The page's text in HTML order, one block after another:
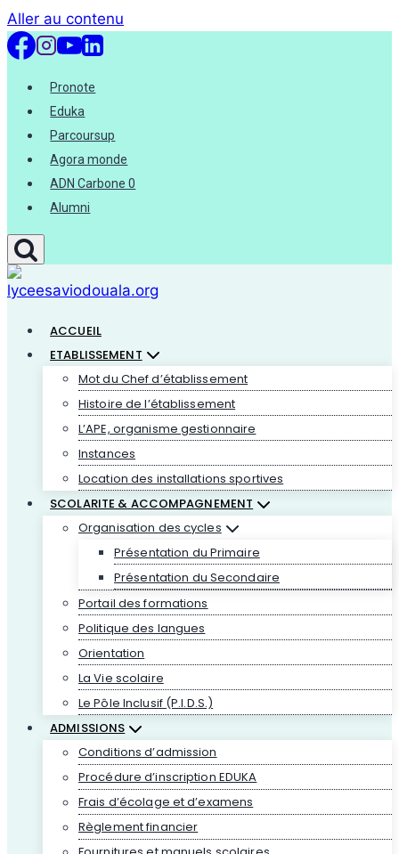
Aller au contenu
Pronote
Eduka
Parcoursup
Agora monde
ADN Carbone 0
Alumni
ACCUEIL
ETABLISSEMENT
Mot du Chef d’établissement
Histoire de l’établissement
L’APE, organisme gestionnaire
Instances
Location des installations sportives
SCOLARITE & ACCOMPAGNEMENT
Organisation des cycles
Présentation du Primaire
Présentation du Secondaire
Portail des formations
Politique des langues
Orientation
La Vie scolaire
Le Pôle Inclusif (P.I.D.S.)
ADMISSIONS
Conditions d’admission
Procédure d’inscription EDUKA
Frais d’écolage et d’examens
Règlement financier